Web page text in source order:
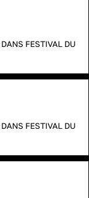
DANS FESTIVAL DU
DANS FESTIVAL DU